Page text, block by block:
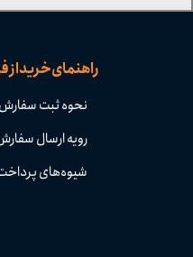
راهنمای خرید از
نحوه ثبت سفارش
رویه ارسال
شیوه‌های